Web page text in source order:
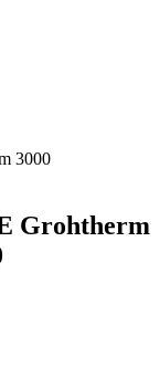
3000
Grohtherm